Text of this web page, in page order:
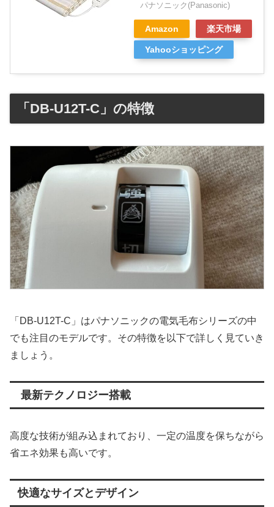
パナソニック(Panasonic)
Amazon 楽天市場
Yahooショッピング
「DB-U12T-C」の特徴
「DB-U12T-C」はパナソニックの電気毛布シリーズの中
でも注目のモデルです。その特徴を以下で詳しく見ていき
ましょう。
最新テクノロジー搭載
高度な技術が組み込まれており、一定の温度を保ちながら
省エネ効果も高いです。
快適なサイズとデザイン